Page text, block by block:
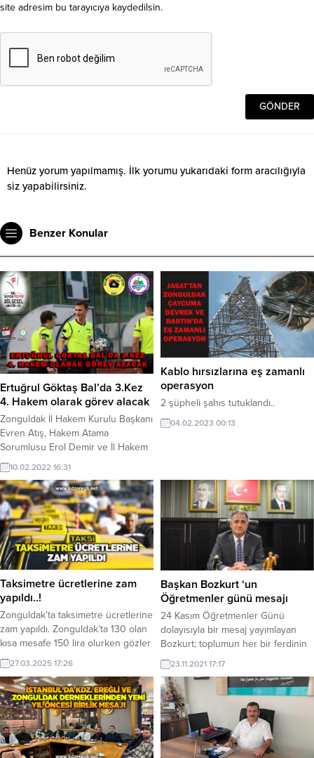
site adresim bu tarayıcıya kaydedilsin.
Henüz yorum yapılmamış. İlk yorumu yukarıdaki form aracılığıyla
siz yapabilirsiniz.
Benzer Konular
Ertuğrul Göktaş Bal’da 3.Kez
4. Hakem olarak görev alacak
Zonguldak İl Hakem Kurulu Başkanı
Evren Atış, Hakem Atama
Sorumlusu Erol Demir ve İl Hakem
Kurulu’nun başarılı çalışmaları
neticesinde Zonguldak iline bir çok
genç hakemin kazandırılmasının
meyveleri toplanmaya başladı.
10.02.2022 16:31
Kablo hırsızlarına eş zamanlı
operasyon
2 şüpheli şahıs tutuklandı..
04.02.2023 00:13
Taksimetre ücretlerine zam
yapıldı..!
Zonguldak’ta taksimetre ücretlerine
zam yapıldı. Zonguldak’ta 130 olan
kısa mesafe 150 lira olurken gözler
Kdz. Ereğli’ye çevrildi.
27.03.2025 17:26
Başkan Bozkurt ‘un
Öğretmenler günü mesajı
24 Kasım Öğretmenler Günü
dolayısıyla bir mesaj yayımlayan
Bozkurt; toplumun her bir ferdinin
fiziki, ruhi ve zihni gelişiminde
öğretmenlerin emek ve
gayretlerinin inkâr edilemeyeceğini
ifade etti.
23.11.2021 17:17